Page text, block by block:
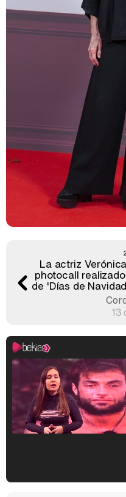
La actriz
photocall
de 'Días de
13